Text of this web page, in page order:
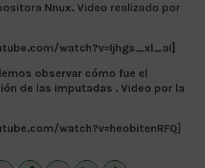
Nnux. Video realizado por
watch?v=Ijhgs_xl_aI]
observar cómo fue el
de las imputadas . Video por la
watch?v=heobitenRFQ]